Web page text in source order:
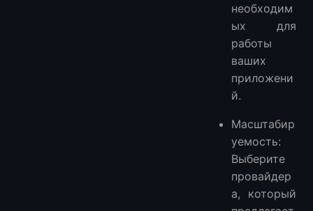
необходим
ых для
работы
ваших
приложени
й.
Масштабир
уемость:
Выберите
провайдер
а, который